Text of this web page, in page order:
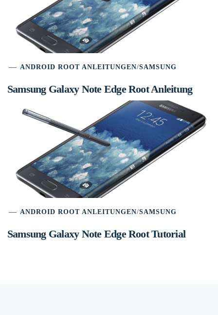
ANDROID ROOT ANLEITUNGEN/SAMSUNG
Samsung Galaxy Note Edge Root Anleitung
ANDROID ROOT ANLEITUNGEN/SAMSUNG
Samsung Galaxy Note Edge Root Tutorial